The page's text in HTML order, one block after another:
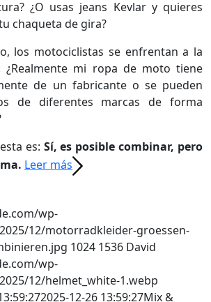
¿O usas jeans Kevlar y quieres
chaqueta de gira?
los motociclistas se enfrentan a la
¿Realmente mi ropa de moto tiene
de un fabricante o se pueden
de diferentes marcas de forma
es: Sí, es posible combinar, pero
Leer más
wp-
12/motorradkleider-groessen-
1024 1536 David
wp-
12/helmet_white-1.webp
2025-12-26 13:59:27Mix &